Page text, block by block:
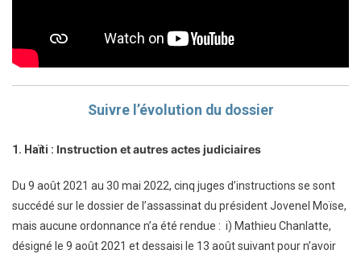
Suivre l’évolution du dossier
1. Haïti : Instruction et autres actes judiciaires
Du 9 août 2021 au 30 mai 2022, cinq juges d’instructions se sont
succédé sur le dossier de l’assassinat du président Jovenel Moïse,
mais aucune ordonnance n’a été rendue : i) Mathieu Chanlatte,
désigné le 9 août 2021 et dessaisi le 13 août suivant pour n’avoir